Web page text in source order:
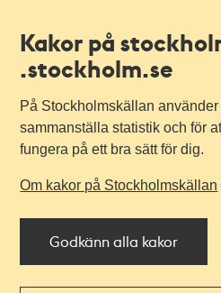
Kakor på
.stockholm.se
På Stockholmskällan
sammanställa statistik och för
fungera på ett bra sätt för dig.
Om kakor på Stockholmskällan
Godkänn alla kakor